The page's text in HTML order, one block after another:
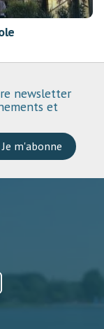
newsletter
et
Je m'abonne